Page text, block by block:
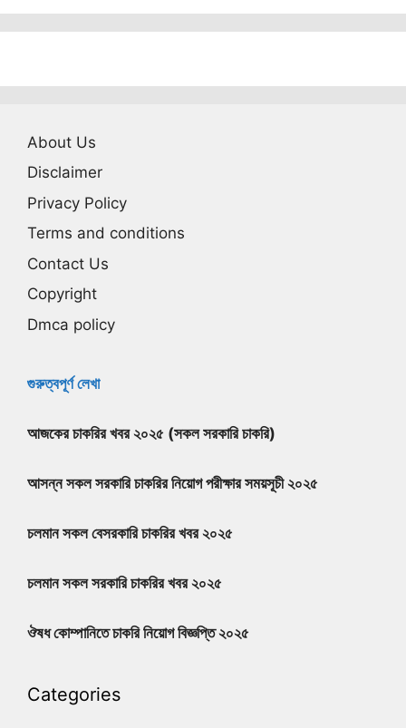
About Us
Disclaimer
Privacy Policy
Terms and conditions
Contact Us
Copyright
Dmca policy
গুরুত্বপূর্ণ লেখা
আজকের চাকরির খবর ২০২৫ (সকল সরকারি চাকরি)
আসন্ন সকল সরকারি চাকরির নিয়োগ পরীক্ষার সময়সূচী ২০২৫
চলমান সকল বেসরকারি চাকরির খবর ২০২৫
চলমান সকল সরকারি চাকরির খবর ২০২৫
ঔষধ কোম্পানিতে চাকরি নিয়োগ বিজ্ঞপ্তি ২০২৫
Categories